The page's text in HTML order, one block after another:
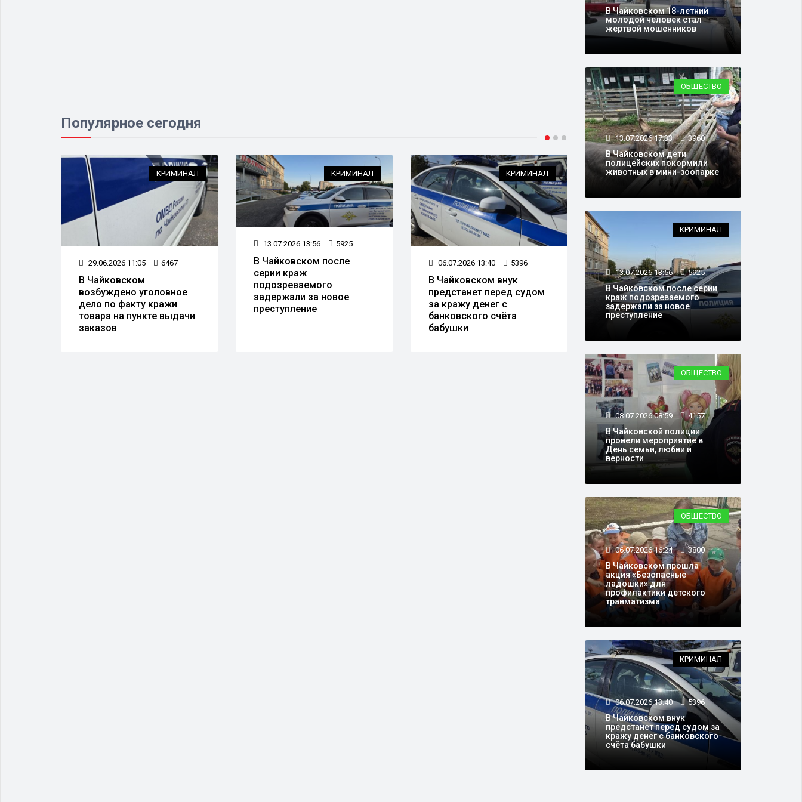
Популярное сегодня
КРИМИНАЛ
29.06.2026 11:05 6467
В Чайковском
возбуждено уголовное
дело по факту кражи
товара на пункте выдачи
заказов
КРИМИНАЛ
13.07.2026 13:56 5925
В Чайковском после
серии краж
подозреваемого
задержали за новое
преступление
КРИМИНАЛ
06.07.2026 13:40 5396
В Чайковском внук
предстанет перед судом
за кражу денег с
банковского счёта
бабушки
ПАРТИИ
04.07.2026 09:49 5077
Часть коммунистов в
Чайковском объявила о
роспуске местного
отделения КПРФ
В Чайковском 18-летний
молодой человек стал
жертвой мошенников
ОБЩЕСТВО
13.07.2026 17:33 3960
В Чайковском дети
полицейских покормили
животных в мини-зоопарке
КРИМИНАЛ
13.07.2026 13:56 5925
В Чайковском после серии
краж подозреваемого
задержали за новое
преступление
ОБЩЕСТВО
08.07.2026 08:59 4157
В Чайковской полиции
провели мероприятие в
День семьи, любви и
верности
ОБЩЕСТВО
06.07.2026 16:24 3800
В Чайковском прошла
акция «Безопасные
ладошки» для
профилактики детского
травматизма
КРИМИНАЛ
06.07.2026 13:40 5396
В Чайковском внук
предстанет перед судом за
кражу денег с банковского
счёта бабушки